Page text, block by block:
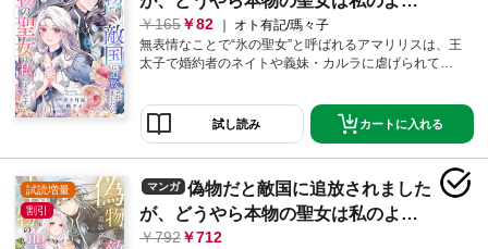
を待っていたのは、想像以上の大歓迎で――…！？氷
の聖女と呼ばれた少女が、秘められた才能を開花させ
て幸せを掴む溺愛ラブファンタジー！
です。２
165 82
オト有記/瑪々子
無表情なことで“氷の聖女”と呼ばれるアマリリスは、王
太子で婚約者のネイトや義妹・カルラに虐げられてき
女は出ていけ」と敵国・ライズ王国に追放されてしま
う。さらにネイトの策略で王国への道中、魔物の巣窟
に放り出されてしまったアマリリス。そんな絶体絶命
のピンチを救ったのは、ライズ王国一の天才魔術師と
名高いヴィクターだった。敵対する国の聖女が受け入
れられる訳がない――…。そう思っていたアマリリス
を待っていたのは、想像以上の大歓迎で――…！？氷
試し読み カートに入れる
試読増量
割引
マンガ
偽物だと敵国に追放されました
が、どうやら本物の聖女は私のよう
です。【単行本版／特典まんが付
792 712